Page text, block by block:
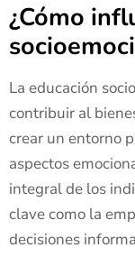
¿Cómo
La educación
contribuir al
crear un entorno
aspectos
integral de los
clave como la
decisiones